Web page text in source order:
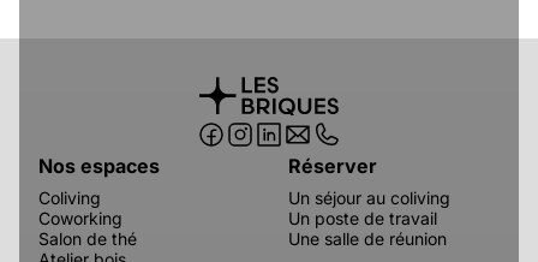
Nos espaces
Coliving
Coworking
Salon de thé
Réserver
Un séjour au coliving
Un poste de travail
Une salle de réunion